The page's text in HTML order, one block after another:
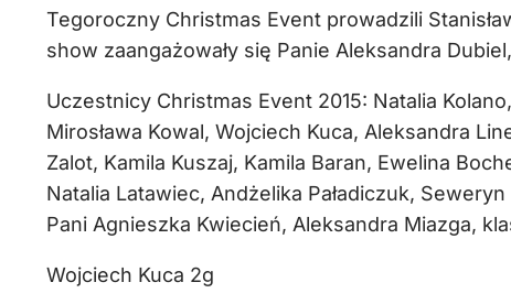
Tegoroczny Christmas Event prowadzili
show zaangażowały się Panie Aleksandra
Uczestnicy Christmas Event 2015: Natalia
Mirosława Kowal, Wojciech Kuca, Aleksandra
Zalot, Kamila Kuszaj, Kamila Baran, Ewelina
Natalia Latawiec, Andżelika Paładiczuk,
Pani Agnieszka Kwiecień, Aleksandra Miazga,
Wojciech Kuca 2g